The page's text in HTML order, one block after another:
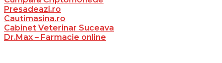
Presadeazi.ro
Cautimasina.ro
Cabinet Veterinar Suceava
Dr.Max – Farmacie online